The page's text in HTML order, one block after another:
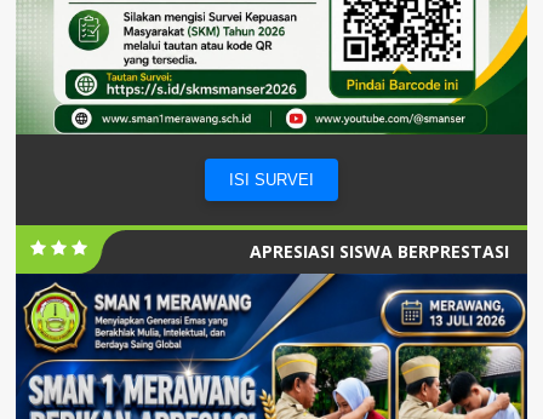
ISI SURVEI
APRESIASI SISWA BERPRESTASI